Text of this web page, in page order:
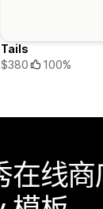
Tails
$380
100%
在线